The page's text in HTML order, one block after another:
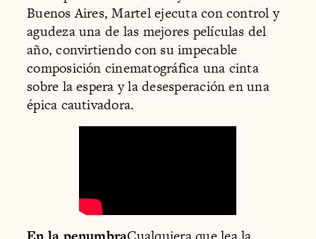
Buenos Aires, Martel ejecuta con control y
agudeza una de las mejores películas del
año, convirtiendo con su impecable
composición cinematográfica una cinta
sobre la espera y la desesperación en una
épica cautivadora.